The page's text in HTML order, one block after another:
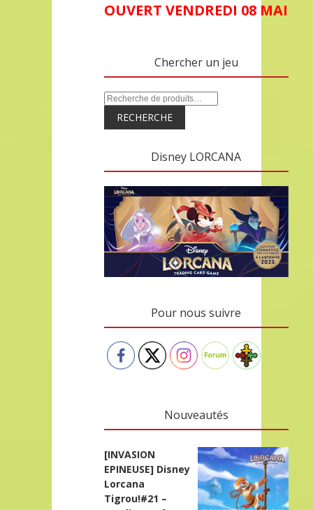
OUVERT VENDREDI 08 MAI
Chercher un jeu
RECHERCHE
Disney LORCANA
Pour nous suivre
Nouveautés
[INVASION
EPINEUSE] Disney
Lorcana
Tigrou!#21 –